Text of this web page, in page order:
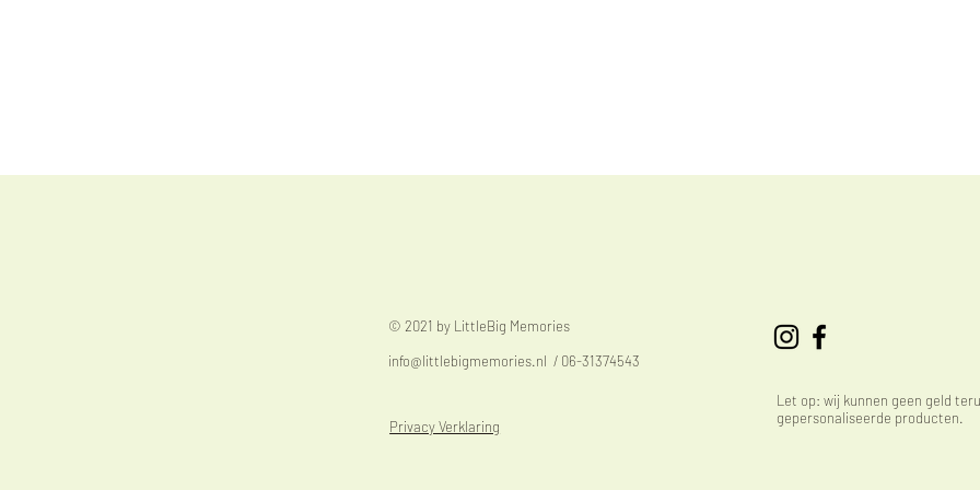
Let op: wij kunnen geen geld
gepersonaliseerde producten.
© 2021 by LittleBig Memories
info@littlebigmemories.nl / 06-31374543
Privacy Verklaring